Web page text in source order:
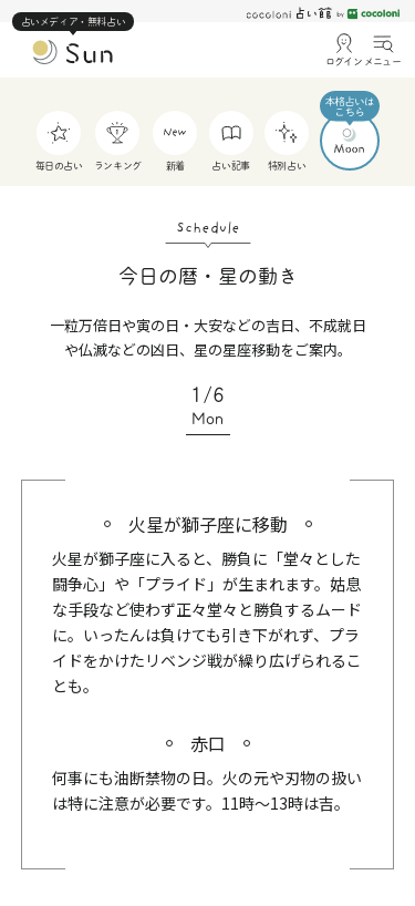
占いメディア・無料占い
ログイン メニュー
毎日の占い ランキング 新着 占い記事 特別占い
Schedule
今日の暦・星の動き
一粒万倍日や寅の日・大安などの吉日、不成就日
や仏滅などの凶日、星の星座移動をご案内。
1/6
Mon
火星が獅子座に移動
火星が獅子座に入ると、勝負に「堂々とした
闘争心」や「プライド」が生まれます。姑息
な手段など使わず正々堂々と勝負するムード
に。いったんは負けても引き下がれず、プラ
イドをかけたリベンジ戦が繰り広げられるこ
とも。
赤口
何事にも油断禁物の日。火の元や刃物の扱い
は特に注意が必要です。11時～13時は吉。